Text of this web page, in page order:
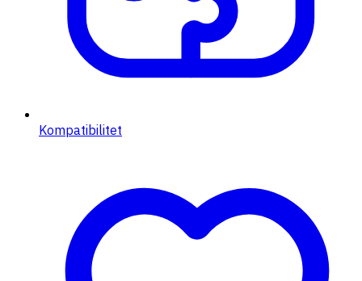
Kompatibilitet